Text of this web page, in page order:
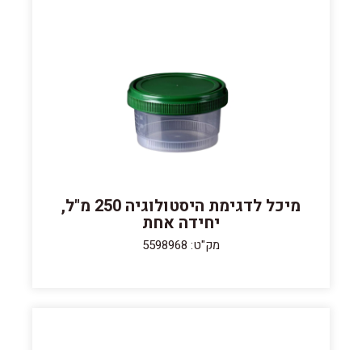
מיכל לדגימת היסטולוגיה 250 מ"ל,
יחידה אחת
מק"ט: 5598968